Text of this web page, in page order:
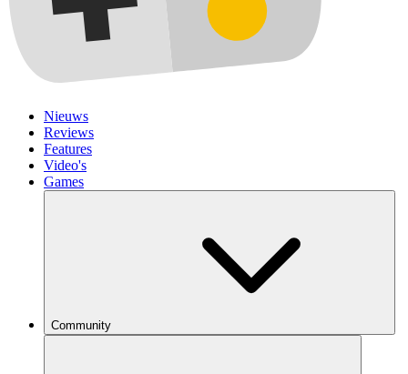
Nieuws
Reviews
Features
Video's
Games
Community